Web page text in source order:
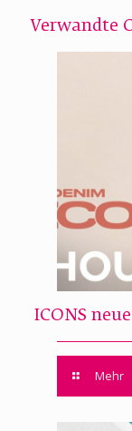
Verwandte
ICONS
Mehr